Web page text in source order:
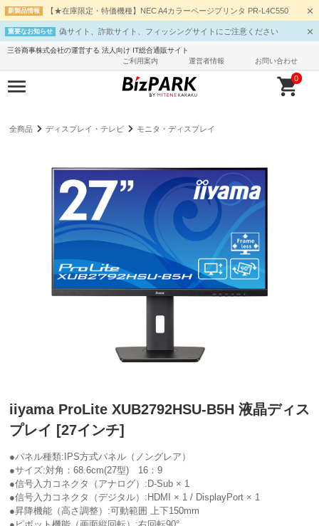
新製品情報 【★在庫限定・特価機種】NEC A4カラーページプリンタ PR-L4C550
重要なお知らせ 偽サイト、詐欺サイト、フィッシングサイトにご注意ください
三谷商事株式会社の運営する 法人向け IT総合通販サイト
ご利用案内
運営者情報 お問い合わせ
0
全商品 ディスプレイ・テレビ モニタ・ディスプレイ
iiyama ProLite XUB2792HSU-B5H 液晶ディス
プレイ [27インチ]
●パネル種類:IPS方式パネル（ノングレア）
●サイズ:対角：68.6cm(27型) 16：9
●信号入力コネクタ（アナログ）:D-Sub × 1
●信号入力コネクタ（デジタル）:HDMI × 1 / DisplayPort × 1
●昇降機能（高さ調整）:可動範囲 上下150mm
●ピボット機能（画面縦回転）:右回転90°